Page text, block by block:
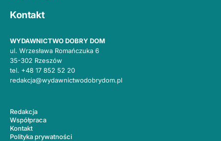
Kontakt
WYDAWNICTWO DOBRY DOM
ul. Wrzesława Romańczuka 6
35-302 Rzeszów
tel. +48 17 852 52 20
redakcja@wydawnictwodobrydom.pl
Redakcja
Współpraca
Kontakt
Polityka prywatności